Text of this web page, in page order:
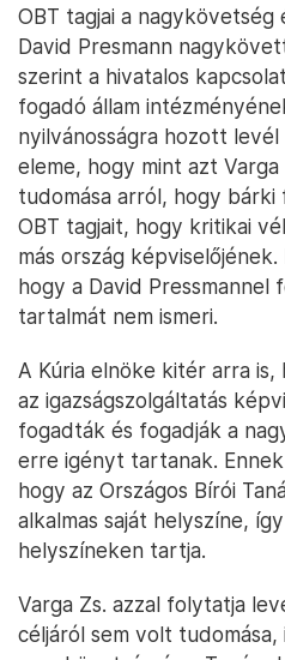
OBT tagjai a
David Presmann
szerint a hivatalos
fogadó állam
nyilvánosságra hozott levél
eleme, hogy mint azt Varga
tudomása arról, hogy bárki
OBT tagjait, hogy kritikai
más ország
hogy a David
tartalmát nem ismeri.
A Kúria elnöke kitér arra
az igazságszolgáltatás
fogadták és fogadják a
erre igényt tartanak.
hogy az Országos Bírói
alkalmas saját helyszíne,
helyszíneken tartja.
Varga Zs. azzal folytatja
céljáról sem volt